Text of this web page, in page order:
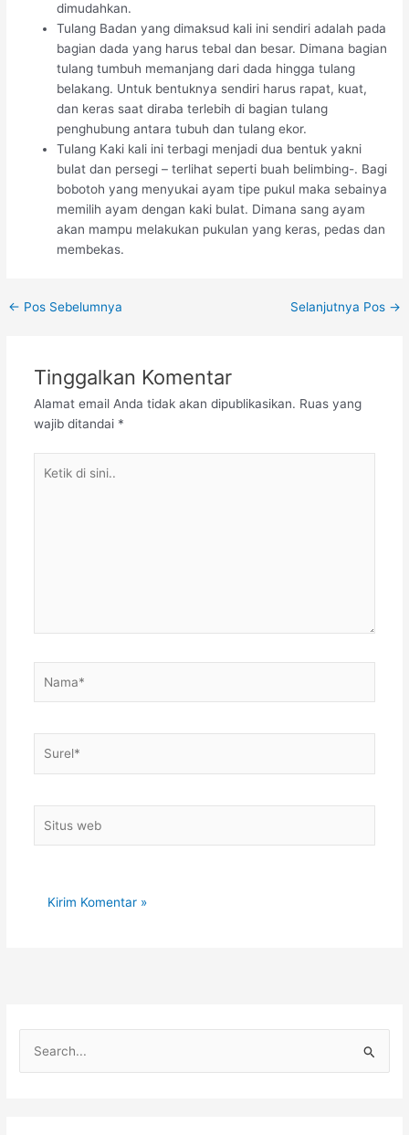
dimudahkan.
Tulang Badan yang dimaksud kali ini sendiri adalah pada
bagian dada yang harus tebal dan besar. Dimana bagian
tulang tumbuh memanjang dari dada hingga tulang
belakang. Untuk bentuknya sendiri harus rapat, kuat,
dan keras saat diraba terlebih di bagian tulang
penghubung antara tubuh dan tulang ekor.
Tulang Kaki kali ini terbagi menjadi dua bentuk yakni
bulat dan persegi – terlihat seperti buah belimbing-. Bagi
bobotoh yang menyukai ayam tipe pukul maka sebainya
memilih ayam dengan kaki bulat. Dimana sang ayam
akan mampu melakukan pukulan yang keras, pedas dan
membekas.
Post
← Pos Sebelumnya Selanjutnya Pos →
Tinggalkan Komentar
Alamat email Anda tidak akan dipublikasikan. Ruas yang
wajib ditandai *
web